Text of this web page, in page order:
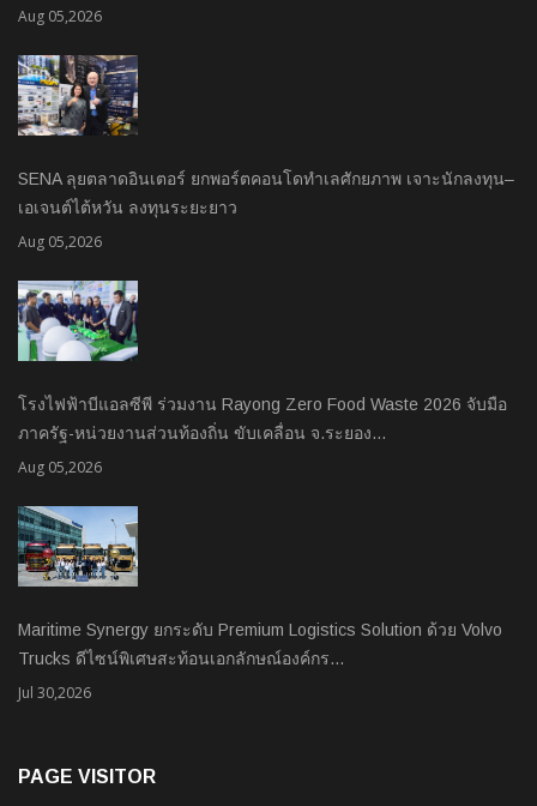
Aug 05,2026
SENA ลุยตลาดอินเตอร์ ยกพอร์ตคอนโดทำเลศักยภาพ เจาะนักลงทุน–
เอเจนต์ไต้หวัน ลงทุนระยะยาว
Aug 05,2026
โรงไฟฟ้าบีแอลซีพี ร่วมงาน Rayong Zero Food Waste 2026 จับมือ
ภาครัฐ-หน่วยงานส่วนท้องถิ่น ขับเคลื่อน จ.ระยอง…
Aug 05,2026
Maritime Synergy ยกระดับ Premium Logistics Solution ด้วย Volvo
Trucks ดีไซน์พิเศษสะท้อนเอกลักษณ์องค์กร…
Jul 30,2026
PAGE VISITOR